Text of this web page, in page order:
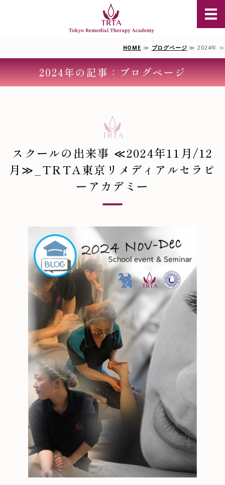
豪州オイ
豪州オイルマッサージ資格
お問合せ/受講申込
HOME ≫ ブログページ ≫ 2024年 ≫
2024年の記事：ブログページ
スクールの出来事 ≪2024年11月/12
月≫_TRTA東京リメディアルセラピ
ーアカデミー